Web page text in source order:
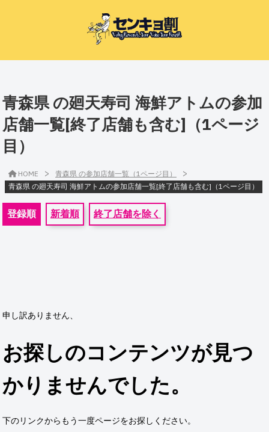
青森県 の廻天寿司 海鮮アトムの参加
店舗一覧[終了店舗も含む]（1ページ
目）
HOME > 青森県 の参加店舗一覧（1ページ目） >
青森県 の廻天寿司 海鮮アトムの参加店舗一覧[終了店舗も含む]（1ページ目）
登録順 新着順 終了店舗を除く
申し訳ありません、
お探しのコンテンツが見つ
かりませんでした。
下のリンクからもう一度ページをお探しください。